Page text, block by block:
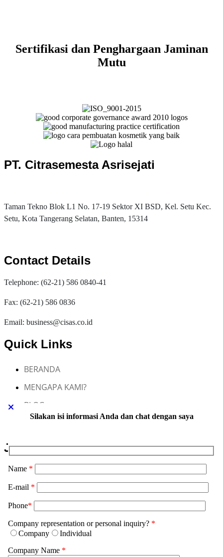
Sertifikasi dan Penghargaan Jaminan
Mutu
PT. Citrasemesta Asrisejati
Taman Tekno Blok L1 No. 17-19 Sektor XI BSD, Kel. Setu Kec.
Setu, Kota Tangerang Selatan, Banten, 15314
Contact Details
Telephone: (62-21) 586 0840-41
Fax: (62-21) 586 0836
Email: business@cisas.co.id
Quick Links
BERANDA
MENGAPA KAMI?
BLOG
Jasa Maklon CISAS
Jasa Maklon Skincare
Jasa Maklon Sabun Transparan
Jasa Maklon Haircare
Jasa Maklon Bodycare
Silakan isi informasi Anda dan chat dengan saya
Name *
E-mail *
Phone*
Company representation or personal inquiry? *
Company
Individual
Company Name *